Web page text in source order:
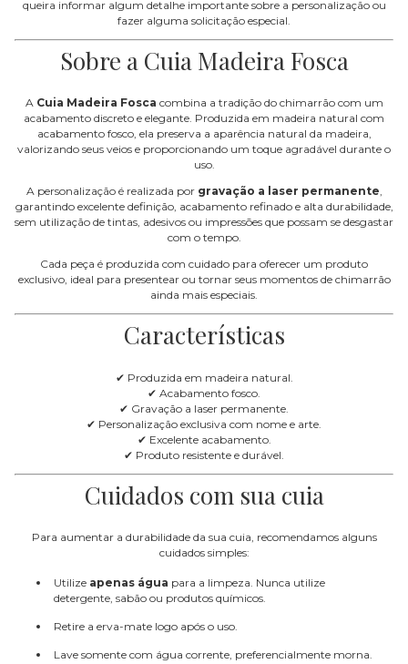
queira informar algum detalhe importante sobre a personalização ou
fazer alguma solicitação especial.
Sobre a Cuia Madeira Fosca
A Cuia Madeira Fosca combina a tradição do chimarrão com um
acabamento discreto e elegante. Produzida em madeira natural com
acabamento fosco, ela preserva a aparência natural da madeira,
valorizando seus veios e proporcionando um toque agradável durante o
uso.
A personalização é realizada por gravação a laser permanente,
garantindo excelente definição, acabamento refinado e alta durabilidade,
sem utilização de tintas, adesivos ou impressões que possam se desgastar
com o tempo.
Cada peça é produzida com cuidado para oferecer um produto
exclusivo, ideal para presentear ou tornar seus momentos de chimarrão
ainda mais especiais.
Características
✔ Produzida em madeira natural.
✔ Acabamento fosco.
✔ Gravação a laser permanente.
✔ Personalização exclusiva com nome e arte.
✔ Excelente acabamento.
✔ Produto resistente e durável.
Cuidados com sua cuia
Para aumentar a durabilidade da sua cuia, recomendamos alguns
cuidados simples:
Utilize apenas água para a limpeza. Nunca utilize
detergente, sabão ou produtos químicos.
Retire a erva-mate logo após o uso.
Lave somente com água corrente, preferencialmente morna.